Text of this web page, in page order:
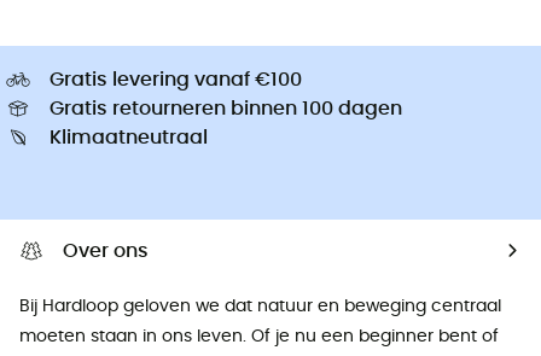
Gratis levering vanaf €100
Gratis retourneren binnen 100 dagen
Klimaatneutraal
Over ons
Bij Hardloop geloven we dat natuur en beweging centraal
moeten staan ​​in ons leven. Of je nu een beginner bent of